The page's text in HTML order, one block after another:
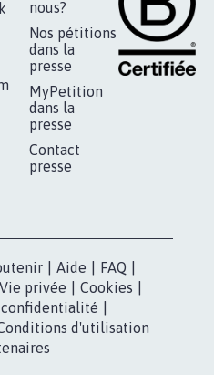
nous?
Nos pétitions
dans la
presse
MyPetition
dans la
presse
Contact
presse
Aide FAQ
Vie privée Cookies
d'utilisation